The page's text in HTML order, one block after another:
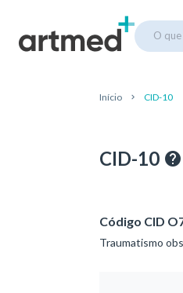
O
Início CID-10
CID-10
Código CID
Traumatismo